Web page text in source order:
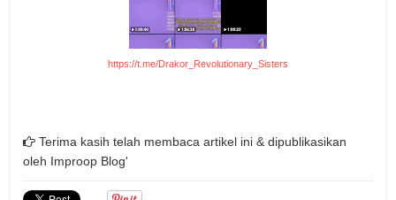
https://t.me/Drakor_Revolutionary_Sisters
Terima kasih telah membaca artikel ini & dipublikasikan
oleh Improop Blog'